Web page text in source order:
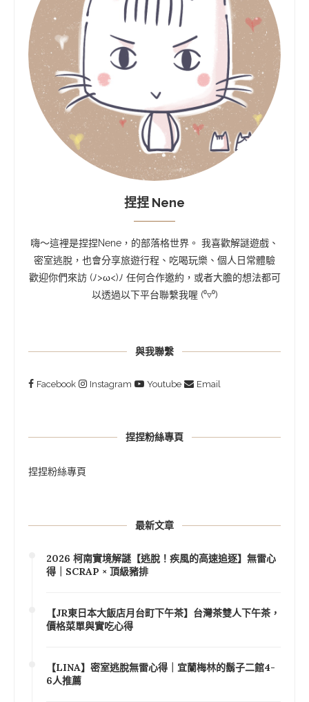
捏捏 Nene
嗨～這裡是捏捏Nene，的部落格世界。 我喜歡解謎遊戲、
密室逃脫，也會分享旅遊行程、吃喝玩樂、個人日常體驗
歡迎你們來訪 (ﾉ>ω<)ﾉ 任何合作邀約，或者大膽的想法都可
以透過以下平台聯繫我喔 (⁰▿⁰)
與我聯繫
Facebook Instagram Youtube Email
捏捏粉絲專頁
捏捏粉絲專頁
最新文章
2026 柯南實境解謎【逃脫！疾風的高速追逐】無雷心
得｜SCRAP × 頂級豬排
【JR東日本大飯店月台町下午茶】台灣茶雙人下午茶，
價格菜單與實吃心得
【LINA】密室逃脫無雷心得｜宜蘭梅林的鬍子二館4-
6人推薦